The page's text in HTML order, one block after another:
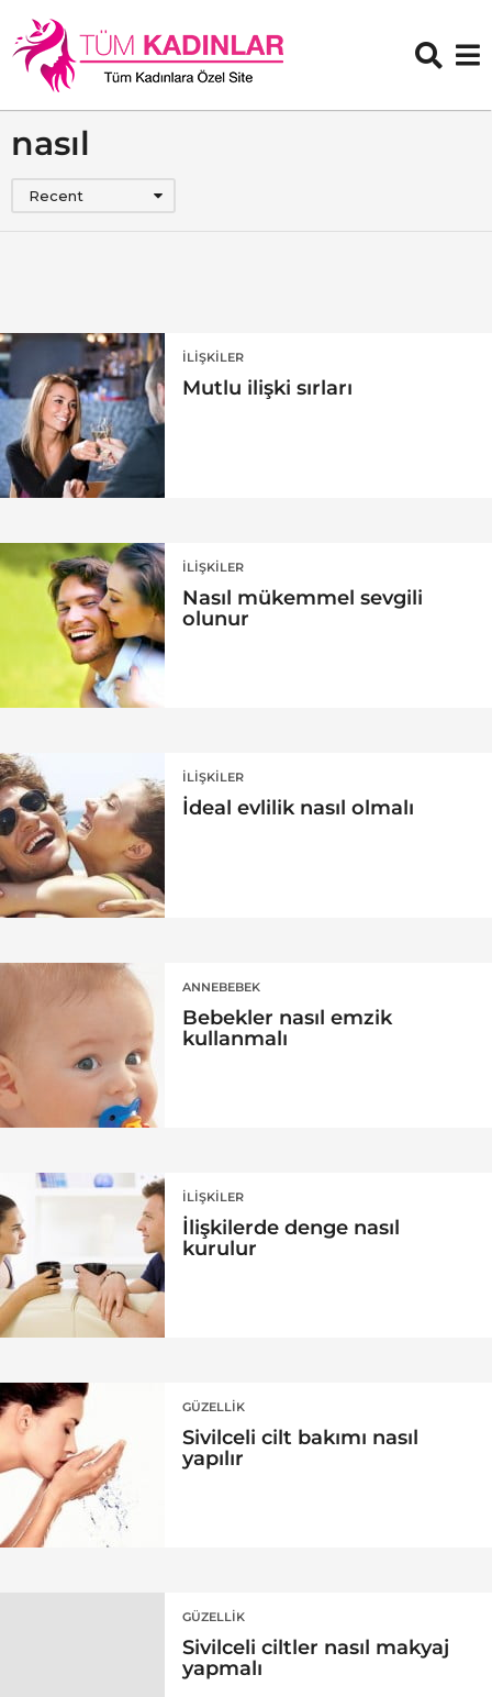
nasıl
Recent
İLIŞKILER
Mutlu ilişki sırları
İLIŞKILER
Nasıl mükemmel sevgili
olunur
İLIŞKILER
İdeal evlilik nasıl olmalı
ANNEBEBEK
Bebekler nasıl emzik
kullanmalı
İLIŞKILER
İlişkilerde denge nasıl
kurulur
GÜZELLIK
Sivilceli cilt bakımı nasıl
yapılır
GÜZELLIK
Sivilceli ciltler nasıl makyaj
yapmalı